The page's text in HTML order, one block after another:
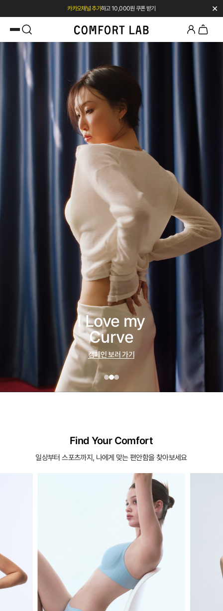
카카오채널 추가하고 10,000원 쿠폰 받기
첫 구매 시 베스트셀러 50% 즉시 할인
✕
I Love my
Curve
캠페인 보러 가기
Find Your Comfort
일상부터 스포츠까지, 나에게 맞는 편안함을 찾아보세요